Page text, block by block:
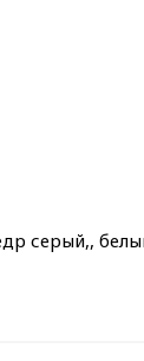
серый,,